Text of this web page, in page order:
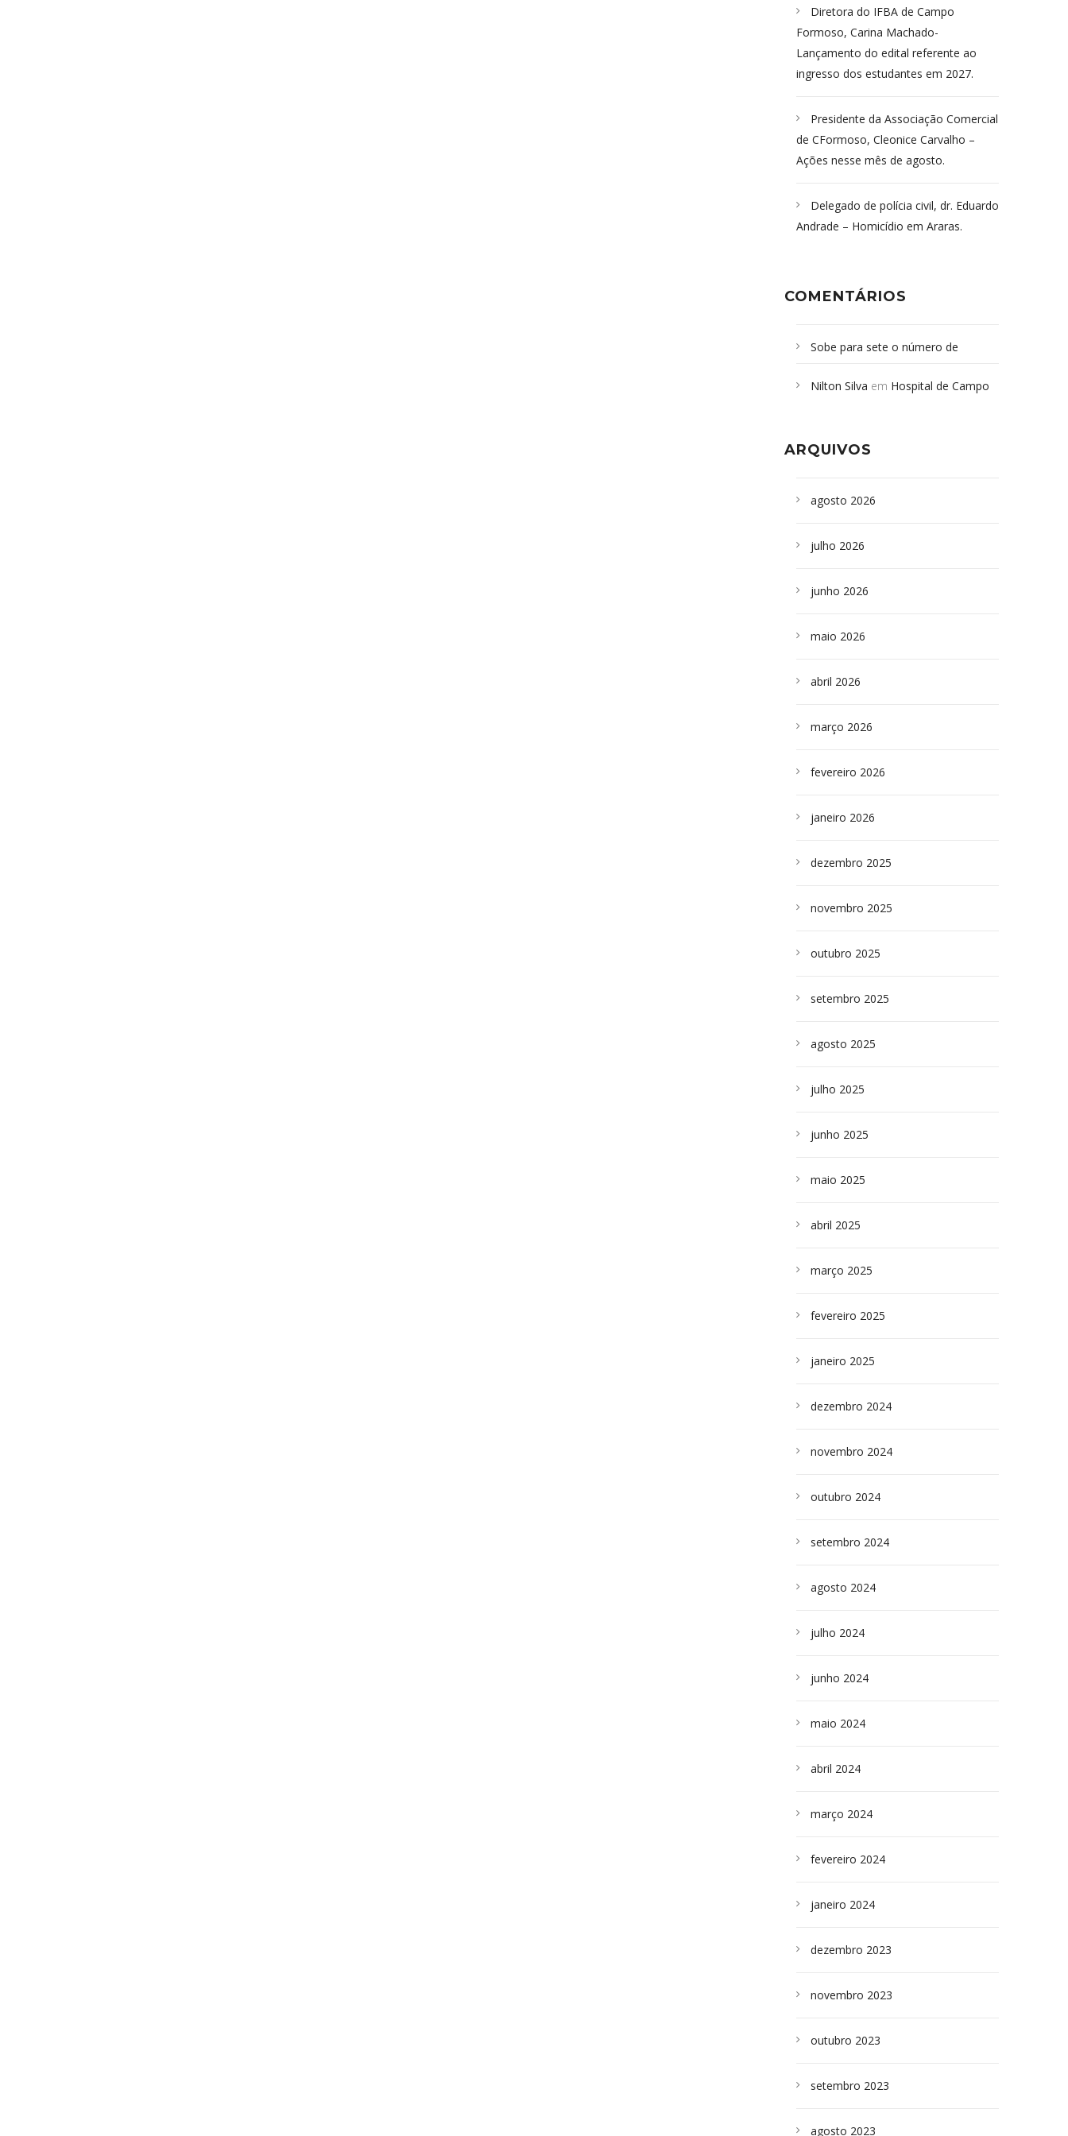
Diretora do IFBA de Campo
Formoso, Carina Machado-
Lançamento do edital referente ao
ingresso dos estudantes em 2027.
Presidente da Associação Comercial
de CFormoso, Cleonice Carvalho –
Ações nesse mês de agosto.
Delegado de polícia civil, dr. Eduardo
Andrade – Homicídio em Araras.
COMENTÁRIOS
Sobe para sete o número de
desabamento em São Paulo - Revista
sepultados em SP
Nilton Silva em Hospital de Campo
ARQUIVOS
agosto 2026
julho 2026
junho 2026
maio 2026
abril 2026
março 2026
fevereiro 2026
janeiro 2026
dezembro 2025
novembro 2025
outubro 2025
setembro 2025
agosto 2025
julho 2025
junho 2025
maio 2025
abril 2025
março 2025
fevereiro 2025
janeiro 2025
dezembro 2024
novembro 2024
outubro 2024
setembro 2024
agosto 2024
julho 2024
junho 2024
maio 2024
abril 2024
março 2024
fevereiro 2024
janeiro 2024
dezembro 2023
novembro 2023
outubro 2023
setembro 2023
agosto 2023